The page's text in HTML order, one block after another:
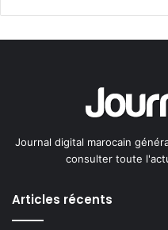
Journal digital marocain
consulter toute
Articles récents